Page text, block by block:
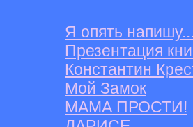
Я опять напишу...
Презентация
Константин
Мой Замок
МАМА ПРОСТИ!